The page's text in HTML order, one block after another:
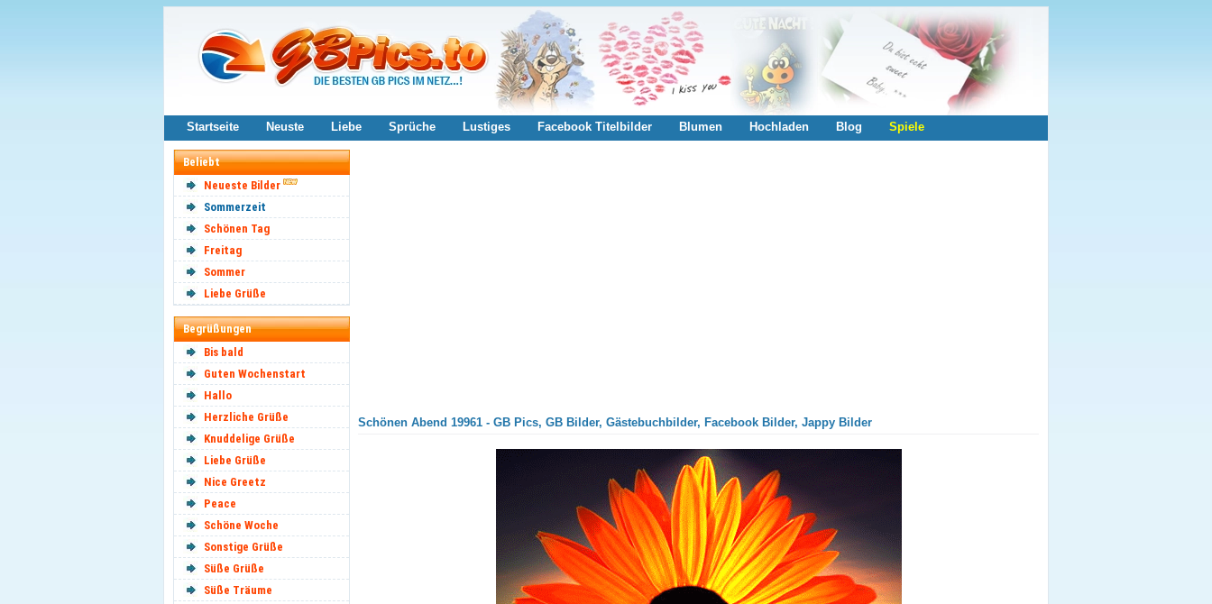
Startseite Neuste Liebe Sprüche Lustiges Facebook Titelbilder Blumen Hochladen Blog Spiele
Beliebt
Neueste Bilder
Sommerzeit
Schönen Tag
Freitag
Sommer
Liebe Grüße
Begrüßungen
Bis bald
Guten Wochenstart
Hallo
Herzliche Grüße
Knuddelige Grüße
Liebe Grüße
Nice Greetz
Peace
Schöne Woche
Sonstige Grüße
Süße Grüße
Süße Träume
Schönen Abend 19961 - GB Pics, GB Bilder, Gästebuchbilder, Facebook Bilder, Jappy Bilder